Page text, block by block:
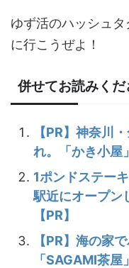
ゆず活のハッシュ
に行こうぜよ！
併せてお読みくだ
【PR】神奈川
れ。「かき小屋
1ポンドステー
駅近にオープン
【PR】
【PR】海の家
「SAGAMI茶